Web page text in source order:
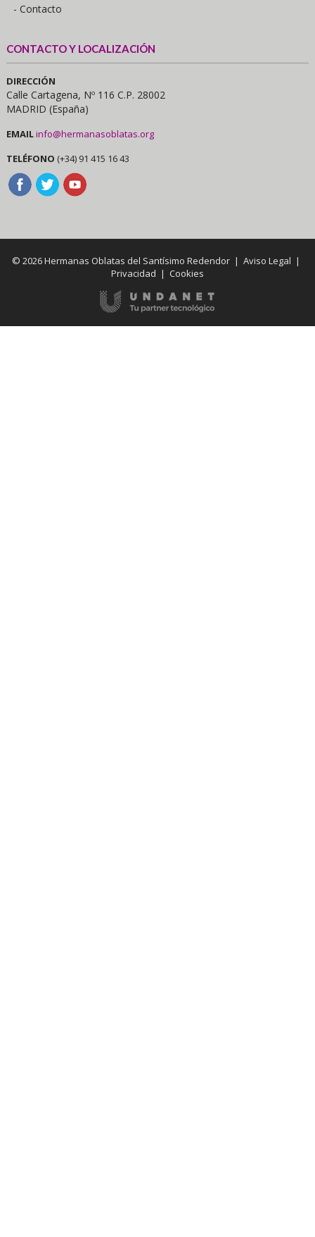
- Contacto
CONTACTO Y LOCALIZACIÓN
DIRECCIÓN
Calle Cartagena, Nº 116 C.P. 28002
MADRID (España)
EMAILinfo@hermanasoblatas.org
TELÉFONO (+34) 91 415 16 43
© 2026 Hermanas Oblatas del Santísimo Redendor |Aviso Legal |
Privacidad | Cookies